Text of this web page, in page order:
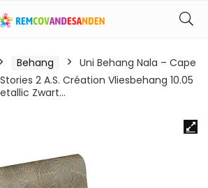
Behang
Uni Behang Nala – Cape
2 A.S. Création Vliesbehang 10.05
Zwart…